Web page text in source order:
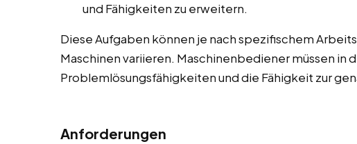
und Fähigkeiten zu erweitern.
Diese Aufgaben können je nach spezifischem
Maschinen variieren. Maschinenbediener müssen in
Problemlösungsfähigkeiten und die Fähigkeit zur
Anforderungen